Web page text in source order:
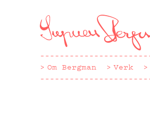
huvudinnehåll
Om Bergman Verk